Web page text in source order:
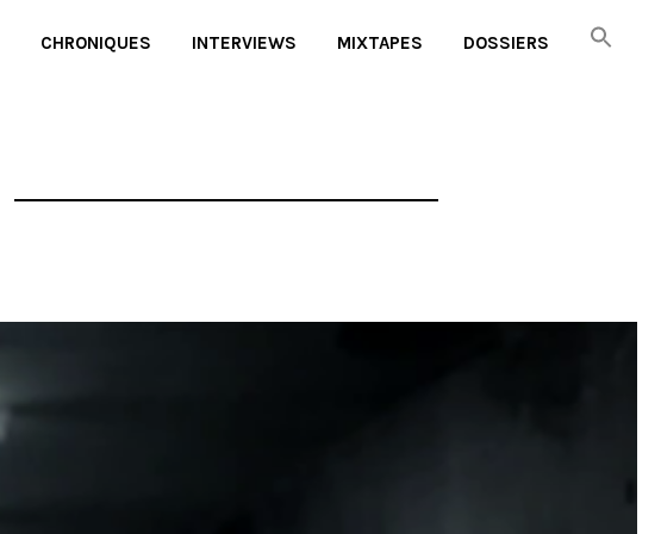
CHRONIQUES INTERVIEWS MIXTAPES DOSSIERS